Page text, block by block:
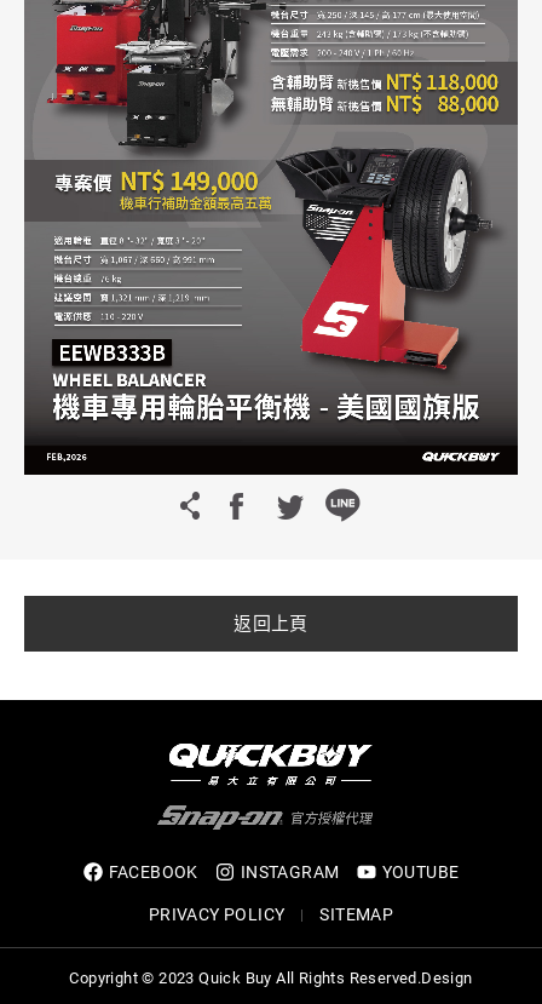
返回上頁
FACEBOOK INSTAGRAM YOUTUBE
PRIVACY POLICY SITEMAP
Copyright © 2023 Quick Buy All Rights Reserved.Design